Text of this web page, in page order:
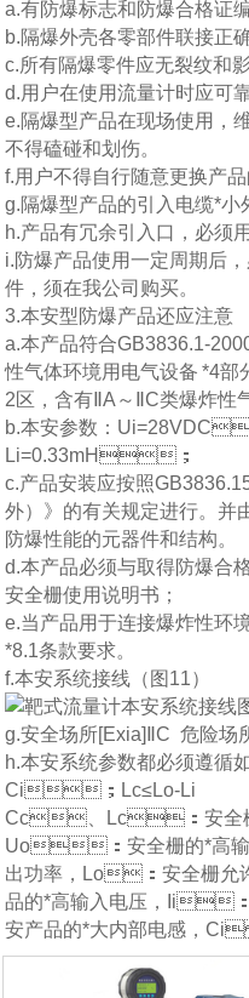
a.有防爆标志和防爆合格证编
b.隔爆外壳各零部件联接正确
c.所有隔爆零件应无裂纹和影
d.用户在使用流量计时应可靠
e.隔爆型产品在现场使用
不得磕碰和划伤。
f.用户不得自行随意更换产品
g.隔爆型产品的引入电缆*
h.产品有冗余引入口，必须
i.防爆产品使用一定周期后
件，须在我公司购买。
3.本安型防爆产品还应注意
a.本产品符合GB3836.1-2000
性气体环境用电气设备 *4部分
2区，含有ⅡA～ⅡC类爆炸性气
b.本安参数：
Li=0.33mH；
c.产品安装应按照
外）》的有关规定进行。
防爆性能的元器件和结构。
d.本产品必须与取得防爆合格证
安全栅使用说明书；
e.当产品用于连接爆炸性环
*8.1条款要求。
f.本安系统接线（图11）
g.安全场所[Exia]ⅡC 危险场
h.本安系统参数都必须遵
Ci；Lc≤Lo-Li
Cc、Lc：安全栅到
Uo：安全栅的*高输
出功率，Lo：安全
品的*高输入电压，
安产品的*大内部电感，